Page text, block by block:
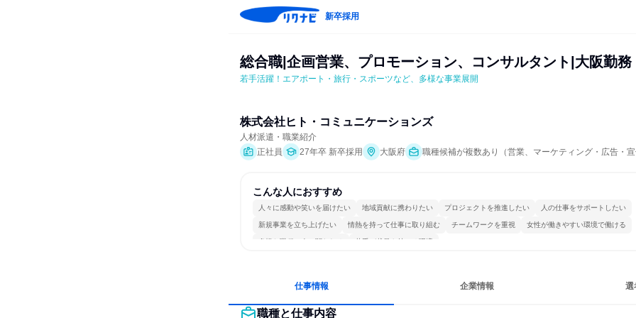
新卒採用
総合職|企画営業、プロモーション、コンサルタント|大阪勤務
若手活躍！エアポート・旅行・スポーツなど、多様な事業展開
株式会社ヒト・コミュニケーションズ
人材派遣・職業紹介
正社員
27年卒 新卒採用 大阪府 職種候補が複数あり（営業、マーケティング・広告・宣
こんな人におすすめ
人々に感動や笑いを届けたい 地域貢献に携わりたい プロジェクトを推進したい 人の仕事をサポートしたい
新規事業を立ち上げたい 情熱を持って仕事に取り組む チームワークを重視 女性が働きやすい環境で働ける
多様な職種の人と関われる 若手が裁量を持てる環境
仕事情報 企業情報 選
職種と仕事内容